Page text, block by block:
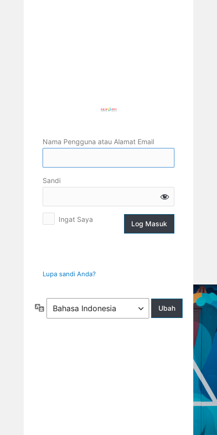
Log
Nama Pengguna atau Alamat Email
Sandi
Ingat Saya
Lupa sandi Anda?
Bahasa